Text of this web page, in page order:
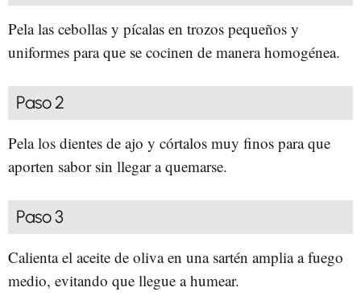
Pela las cebollas y pícalas en trozos pequeños y
uniformes para que se cocinen de manera homogénea.
Paso 2
Pela los dientes de ajo y córtalos muy finos para que
aporten sabor sin llegar a quemarse.
Paso 3
Calienta el aceite de oliva en una sartén amplia a fuego
medio, evitando que llegue a humear.